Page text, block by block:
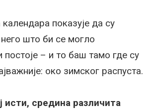
показује да су
што би се могло
постоје – и то баш тамо где су
око зимског распуста.
исти, средина различита